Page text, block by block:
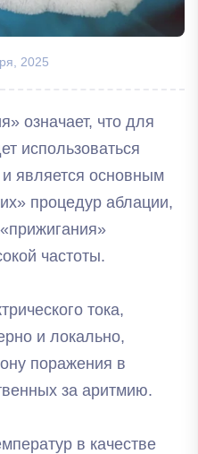
2025
означает, что для
использоваться
является основным
процедур аблации,
частоты.
тока,
и локально,
поражения в
за аритмию.
в качестве